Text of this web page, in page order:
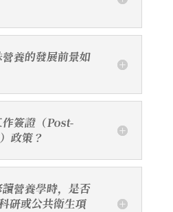
養的發展前景如
作簽證（Post-
政策？
營養學時，是否
研或公共衛生項